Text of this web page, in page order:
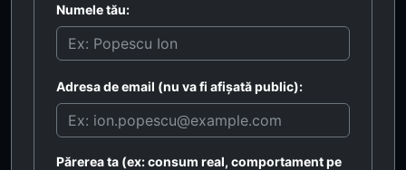
Numele tău:
Adresa de email (nu va fi afișată public):
Părerea ta (ex: consum real, comportament pe